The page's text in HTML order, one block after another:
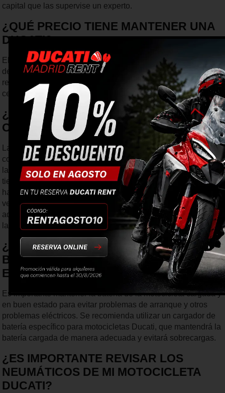
capital que las supervise un experto.
¿QUÉ PRECIO TIENE MANTENER UNA
DUCATI?
El precio de mantenimiento de una Ducati puede variar
dependiendo del modelo y los servicios necesarios. Lo más
recomendable es consultar con tu servicio oficial más
cercano.
¿MANTENIMIENTO DUCATI
OPINIONES?
La mayoría de los propietarios de Ducati están satisfechos
con la calidad y el rendimiento de sus motos. La evolución de
la marca a nivel mecánico ha sido considerable en los últimos
tiempos, alcanzando grandes cotas de excelencia, lo que
hace que las opinión sobre el mantenimiento Ducati sea cada
vez más positiva. Es importante recordar que un cuidado
adecuado y regular es clave para mantener el rendimiento y
la durabilidad de cualquier motocicleta.
¿CÓMO PUEDO MANTENER LA
BATERÍA DE MI MOTOCICLETA DUCATI
EN BUEN ESTADO?
Es importante mantener la batería de la motocicleta cargada y
en buen estado para evitar problemas de arranque y otros
problemas eléctricos. Se recomienda utilizar un cargador de
batería específico para motocicletas Ducati, que mantendrá la
batería cargada de manera adecuada y evitará sobrecargas.
¿ES IMPORTANTE REVISAR LOS
NEUMÁTICOS DE MI MOTOCICLETA
DUCATI?